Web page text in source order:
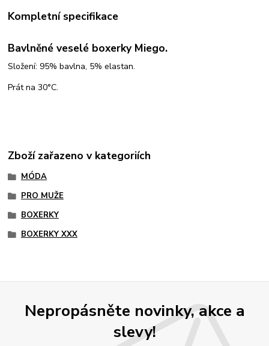
Kompletní specifikace
Bavlněné veselé boxerky Miego.
Složení: 95% bavlna, 5% elastan.
Prát na 30°C.
Zboží zařazeno v kategoriích
MÓDA
PRO MUŽE
BOXERKY
BOXERKY XXX
Nepropásněte novinky, akce a
slevy!